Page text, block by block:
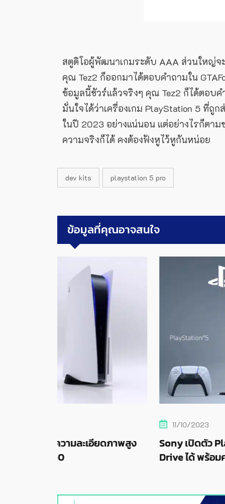
สตูดิโอผู้พัฒนาเกมระดับ AAA ส่วนใหญ่
คุณ Tez2 ก็ออกมาได้ตอบคำถามใน
ข้อมูลนี้ชัวร์แล้วจริงๆ คุณ Tez2 ก็ได้ตอบ
มั่นใจได้ว่าเครื่องเกม PlayStation 5 ที่ถู
ในปี 2023 อย่างแน่นอน แต่อย่างไรก็ตาม
ความจริงก็ได้ คงต้องฟังหูไว้หูกันหน่อย
dev kits playstation 5 pro
ข้อมูลที่คุณอาจสนใจ
Sony เปิดตัว PlayStation 5 รุ่นใหม่ถอ
Drive ได้ พร้อมความจุเริ่มต้น